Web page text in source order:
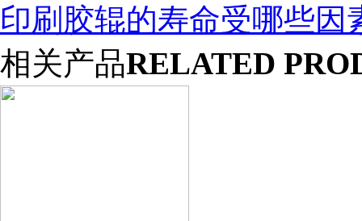
印刷胶辊的寿命受哪些因
相关产品RELATED